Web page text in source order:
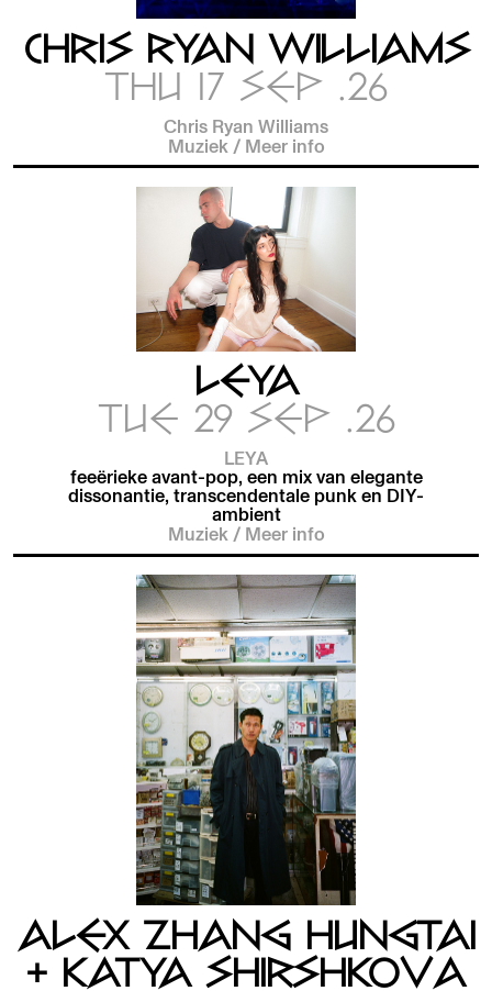
CHRIS RYAN WILLIAMS
THU 17 SEP .26
Chris Ryan Williams
Muziek /Meer info
LEYA
TUE 29 SEP .26
LEYA
feeërieke avant-pop, een mix van elegante
dissonantie, transcendentale punk en DIY-
ambient
Muziek /Meer info
ALEX ZHANG HUNGTAI
+ KATYA SHIRSHKOVA